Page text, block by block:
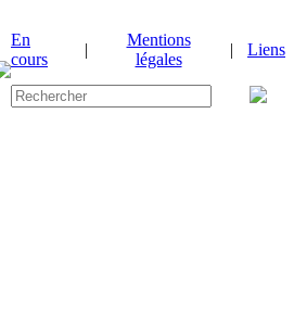
En
cours
|
Mentions
légales
| Liens